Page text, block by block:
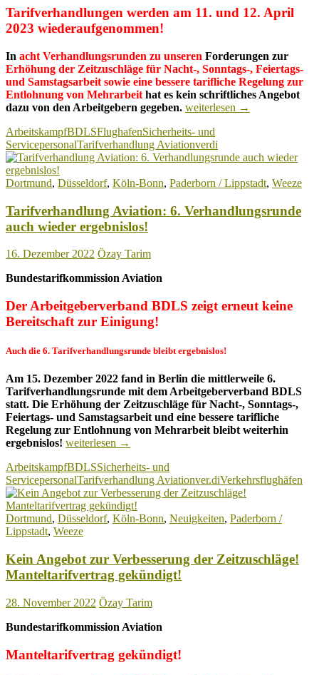
Tarifverhandlungen werden am 11. und 12. April
2023 wiederaufgenommen!
In acht Verhandlungsrunden zu unseren Forderungen zur
Erhöhung der Zeitzuschläge für Nacht-, Sonntags-, Feiertags-
und Samstagsarbeit sowie eine bessere tarifliche Regelung zur
Entlohnung von Mehrarbeit hat es kein schriftliches Angebot
dazu von den Arbeitgebern gegeben. Streiks
Wirkung
–
BDLS
Angebot
weiterlesen →
ArbeitskampfBDLSFlughafenSicherheits- und
ServicepersonalTarifverhandlung Aviationverdi
Dortmund, Düsseldorf, Köln-Bonn, Paderborn / Lippstadt, Weeze
Tarifverhandlung Aviation: 6. Verhandlungsrunde
auch wieder ergebnislos!
16. Dezember 2022 Özay Tarim
Bundestarifkommission Aviation
Der Arbeitgeberverband BDLS zeigt erneut keine
Bereitschaft zur Einigung!
Auch die 6. Tarifverhandlungsrunde bleibt ergebnislos!
Am 15. Dezember 2022 fand in Berlin die mittlerweile 6.
Tarifverhandlungsrunde mit dem Arbeitgeberverband BDLS
statt. Die Erhöhung der Zeitzuschläge für Nacht-, Sonntags-,
Feiertags- und Samstagsarbeit und eine bessere tarifliche
Regelung zur Entlohnung von Mehrarbeit bleibt weiterhin
ergebnislos! Tarifverhandlung
6.
Verhandlungsrunde
auch
wieder
ergebnislos!
weiterlesen →
ArbeitskampfBDLSSicherheits- und
ServicepersonalTarifverhandlung Aviationver.diVerkehrsflughäfen
Dortmund, Düsseldorf, Köln-Bonn, Neuigkeiten, Paderborn /
Lippstadt, Weeze
Kein Angebot zur Verbesserung der Zeitzuschläge!
Manteltarifvertrag gekündigt!
28. November 2022 Özay Tarim
Bundestarifkommission Aviation
Manteltarifvertrag gekündigt!